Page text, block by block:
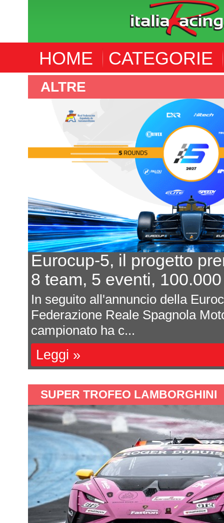
HOME CATEGORIE
prende forma
euro al primo
Eurocup-5 da parte della
Motorsport (RFEDA), il
In 7
Davide
SUPER TROFEO LAMBORGHINI